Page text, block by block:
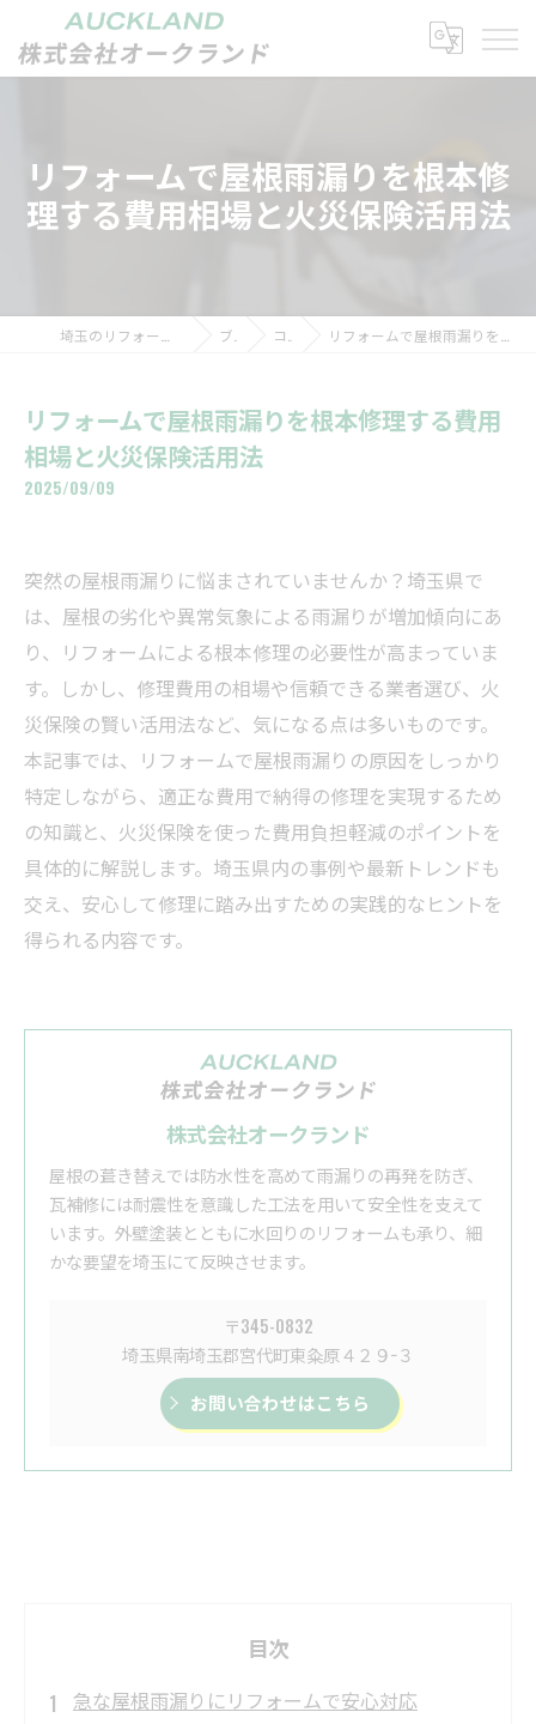
リフォームで屋根雨漏りを根本修
理する費用相場と火災保険活用法
ブログ コラム リフォームで屋根雨漏りを根本修理する費用相場と火災保険活用法
リフォームで屋根雨漏りを根本修理する費用
相場と火災保険活用法
2025/09/09
突然の屋根雨漏りに悩まされていませんか？埼玉県で
は、屋根の劣化や異常気象による雨漏りが増加傾向にあ
り、リフォームによる根本修理の必要性が高まっていま
す。しかし、修理費用の相場や信頼できる業者選び、火
災保険の賢い活用法など、気になる点は多いものです。
本記事では、リフォームで屋根雨漏りの原因をしっかり
特定しながら、適正な費用で納得の修理を実現するため
の知識と、火災保険を使った費用負担軽減のポイントを
具体的に解説します。埼玉県内の事例や最新トレンドも
交え、安心して修理に踏み出すための実践的なヒントを
得られる内容です。
株式会社オークランド
屋根の葺き替えでは防水性を高めて雨漏りの再発を防ぎ、
瓦補修には耐震性を意識した工法を用いて安全性を支えて
います。外壁塗装とともに水回りのリフォームも承り、細
かな要望を埼玉にて反映させます。
〒345-0832
埼玉県南埼玉郡宮代町東粂原４２９−３
お問い合わせはこちら
目次
急な屋根雨漏りにリフォームで安心対応